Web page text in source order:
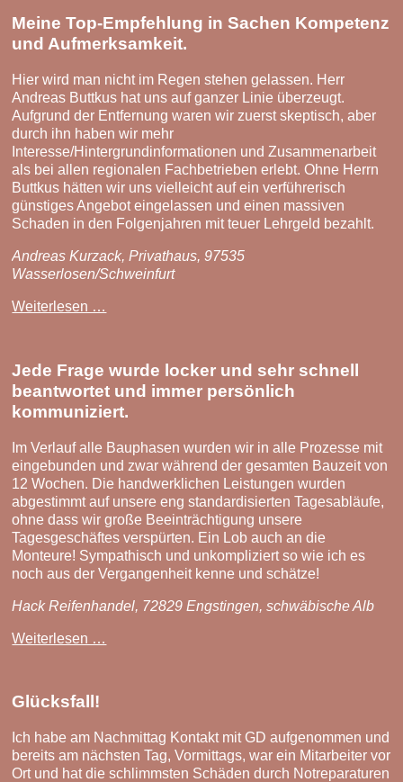
Meine Top-Empfehlung in Sachen Kompetenz
und Aufmerksamkeit.
Hier wird man nicht im Regen stehen gelassen. Herr
Andreas Buttkus hat uns auf ganzer Linie überzeugt.
Aufgrund der Entfernung waren wir zuerst skeptisch, aber
durch ihn haben wir mehr
Interesse/Hintergrundinformationen und Zusammenarbeit
als bei allen regionalen Fachbetrieben erlebt. Ohne Herrn
Buttkus hätten wir uns vielleicht auf ein verführerisch
günstiges Angebot eingelassen und einen massiven
Schaden in den Folgenjahren mit teuer Lehrgeld bezahlt.
Andreas Kurzack, Privathaus, 97535
Wasserlosen/Schweinfurt
Weiterlesen …
Sachen
Kompetenz
und
Jede Frage wurde locker und sehr schnell
beantwortet und immer persönlich
kommuniziert.
Im Verlauf alle Bauphasen wurden wir in alle Prozesse mit
eingebunden und zwar während der gesamten Bauzeit von
12 Wochen. Die handwerklichen Leistungen wurden
abgestimmt auf unsere eng standardisierten Tagesabläufe,
ohne dass wir große Beeinträchtigung unsere
Tagesgeschäftes verspürten. Ein Lob auch an die
Monteure! Sympathisch und unkompliziert so wie ich es
noch aus der Vergangenheit kenne und schätze!
Hack Reifenhandel, 72829 Engstingen, schwäbische Alb
Weiterlesen …
schnell
beantwortet
Glücksfall!
Ich habe am Nachmittag Kontakt mit GD aufgenommen und
bereits am nächsten Tag, Vormittags, war ein Mitarbeiter vor
Ort und hat die schlimmsten Schäden durch Notreparaturen